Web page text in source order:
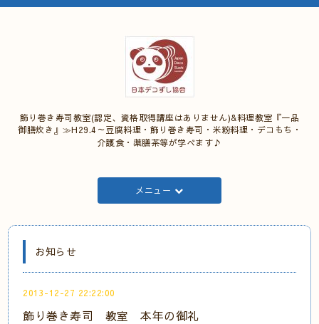
飾り巻き寿司教室(認定、資格取得講座はありません)&料理教室『一品
御膳炊き』≫H29.4～豆腐料理・飾り巻き寿司・米粉料理・デコもち・
介護食・薬膳茶等が学べます♪
メニュー
お知らせ
2013-12-27 22:22:00
飾り巻き寿司 教室 本年の御礼